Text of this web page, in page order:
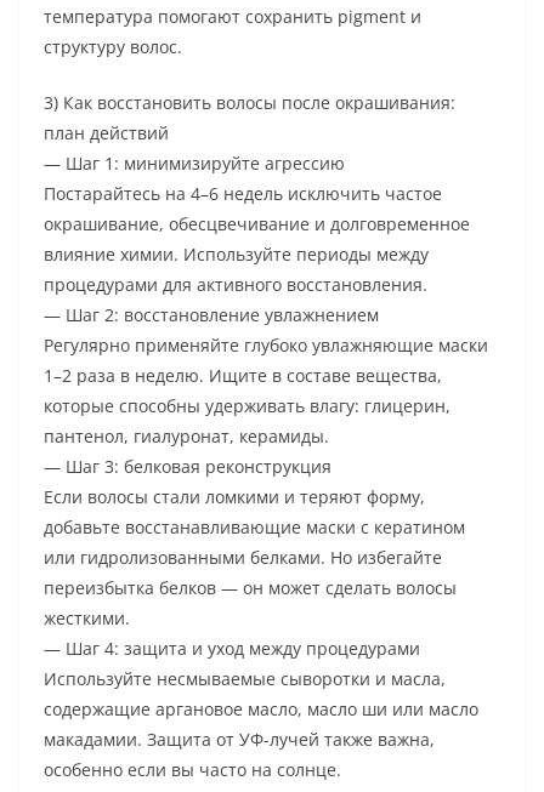
температура помогают сохранить pigment и
структуру волос.
3) Как восстановить волосы после окрашивания:
план действий
— Шаг 1: минимизируйте агрессию
Постарайтесь на 4–6 недель исключить частое
окрашивание, обесцвечивание и долговременное
влияние химии. Используйте периоды между
процедурами для активного восстановления.
— Шаг 2: восстановление увлажнением
Регулярно применяйте глубоко увлажняющие маски
1–2 раза в неделю. Ищите в составе вещества,
которые способны удерживать влагу: глицерин,
пантенол, гиалуронат, керамиды.
— Шаг 3: белковая реконструкция
Если волосы стали ломкими и теряют форму,
добавьте восстанавливающие маски с кератином
или гидролизованными белками. Но избегайте
переизбытка белков — он может сделать волосы
жесткими.
— Шаг 4: защита и уход между процедурами
Используйте несмываемые сыворотки и масла,
содержащие аргановое масло, масло ши или масло
макадамии. Защита от УФ-лучей также важна,
особенно если вы часто на солнце.